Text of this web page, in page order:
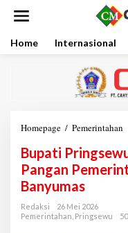
Home Internasional
Homepage / Pemerintahan
p
a
t
r
Bupati
Pangan
Banyumas
Redaksi
26 Mei 2026
Pemerintahan Pringsewu